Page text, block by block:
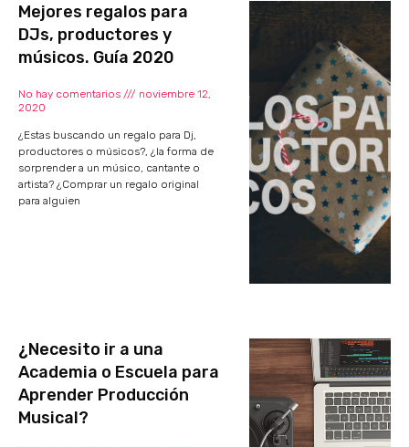
Mejores regalos para
DJs, productores y
músicos. Guía 2020
No hay comentarios
noviembre 12,
2020
¿Estas buscando un regalo para Dj,
productores o músicos?, ¿la forma de
sorprender a un músico, cantante o
artista? ¿Comprar un regalo original
para alguien
¿Necesito ir a una
Academia o Escuela para
Aprender Producción
Musical?